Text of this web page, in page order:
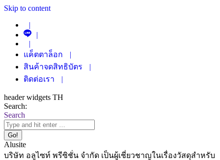
Skip to content
|
|
|
แค็ตตาล็อก
|
สินค้าจดสิทธิบัตร
|
ติดต่อเรา
|
header widgets TH
Search:
Search
Alusite
บริษัท อลูไซท์ พรีซิชั่น จำกัด เป็นผู้เชี่ยวชาญในเรื่องวัสดุสำหรับ